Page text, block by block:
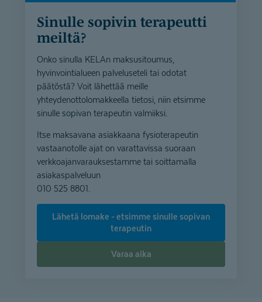
Sinulle sopivin terapeutti
meiltä?
Onko sinulla KELAn maksusitoumus,
hyvinvointialueen palveluseteli tai odotat
päätöstä? Voit lähettää meille
yhteydenottolomakkeella tietosi, niin etsimme
sinulle sopivan terapeutin valmiiksi.
Itse maksavana asiakkaana fysioterapeutin
vastaanotolle ajat on varattavissa suoraan
verkkoajanvarauksestamme tai soittamalla
asiakaspalveluun
010 525 8801.
Lähetä lomake - etsimme sinulle sopivan
terapeutin
Varaa aika